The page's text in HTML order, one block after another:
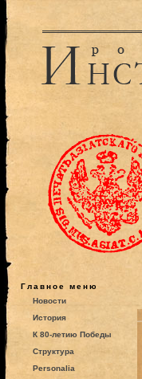
Главное меню
Новости
История
К 80-летию Победы
Структура
Personalia